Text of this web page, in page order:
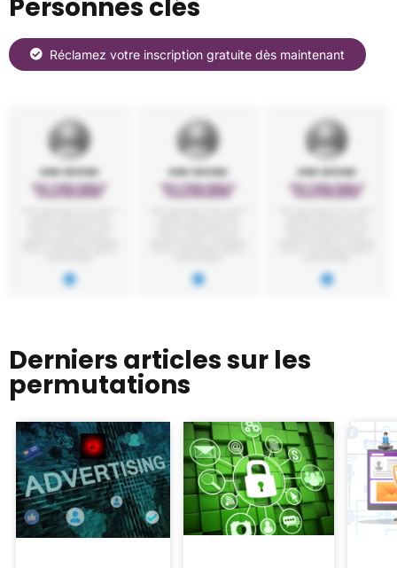
Personnes clés
Réclamez votre inscription gratuite dès maintenant
Derniers articles sur les
permutations